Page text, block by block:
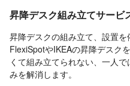
昇降デスク組み立てサービ
昇降デスクの組み立て、設置を
FlexiSpotやIKEAの昇降デスク
くて組み立てられない、一人
みを解消します。